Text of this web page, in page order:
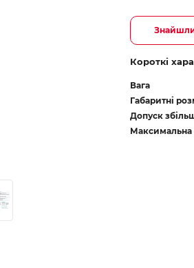
Короткі
Вага
Габаритні
Допуск
Максимальна